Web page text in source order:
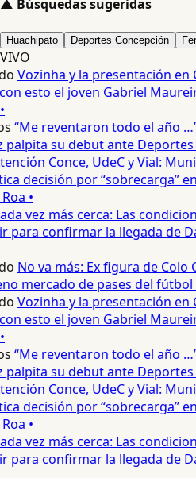
▲ Búsquedas sugeridas
Huachipato Deportes Concepción
VIVO
Vozinha y la presentación en
esto el joven Gabriel
“Me reventaron todo el año
su debut ante Deportes
Conce, UdeC y Vial:
decisión por “sobrecarga”
•
vez más cerca: Las
para confirmar la llegada de
No va más: Ex figura de Colo
mercado de pases del fútbol
Vozinha y la presentación en
esto el joven Gabriel
“Me reventaron todo el año
su debut ante Deportes
Conce, UdeC y Vial:
decisión por “sobrecarga”
•
vez más cerca: Las
para confirmar la llegada de